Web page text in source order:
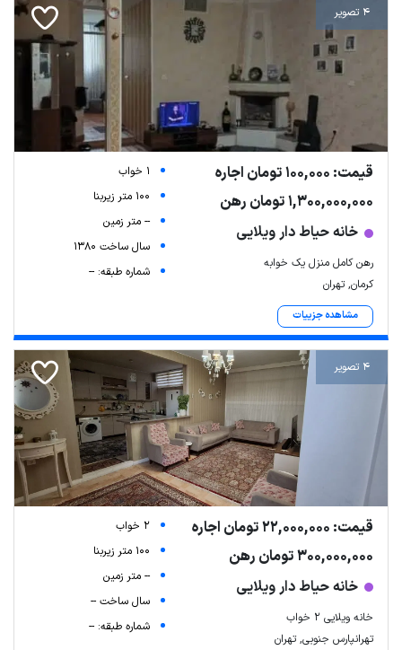
4 تصویر
قیمت: 100,000 تومان اجاره
1,300,000,000 تومان رهن
خانه حیاط دار ویلایی
رهن کامل منزل یک خوابه
کرمان, تهران
مشاهده جزییات
1 خواب
100 متر زیربنا
-- متر زمین
سال ساخت 1380
شماره طبقه: --
4 تصویر
قیمت: 22,000,000 تومان اجاره
300,000,000 تومان رهن
خانه حیاط دار ویلایی
خانه ویلایی ۲ خواب
تهرانپارس جنوبی, تهران
2 خواب
100 متر زیربنا
-- متر زمین
سال ساخت --
شماره طبقه: --